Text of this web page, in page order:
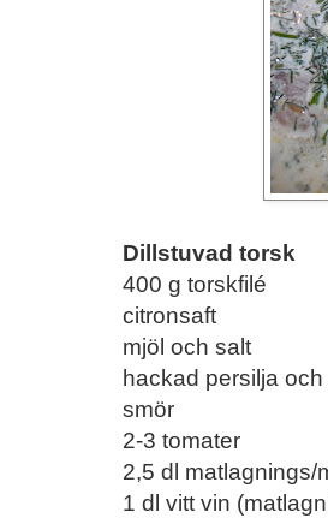
Dillstuvad torsk
400 g torskfilé
citronsaft
mjöl och salt
hackad persilja och
smör
2-3 tomater
2,5 dl matlagnings/
1 dl vitt vin